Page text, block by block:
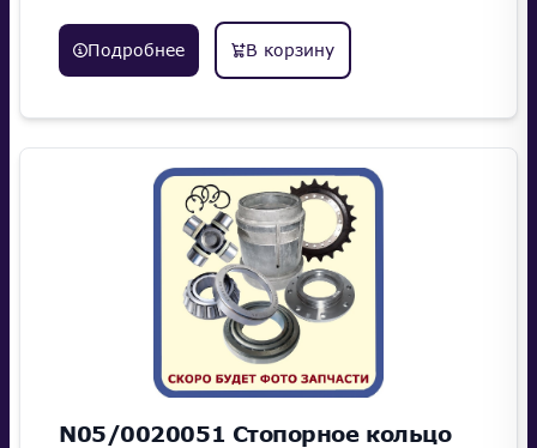
Подробнее В корзину
N05/0020051 Стопорное кольцо